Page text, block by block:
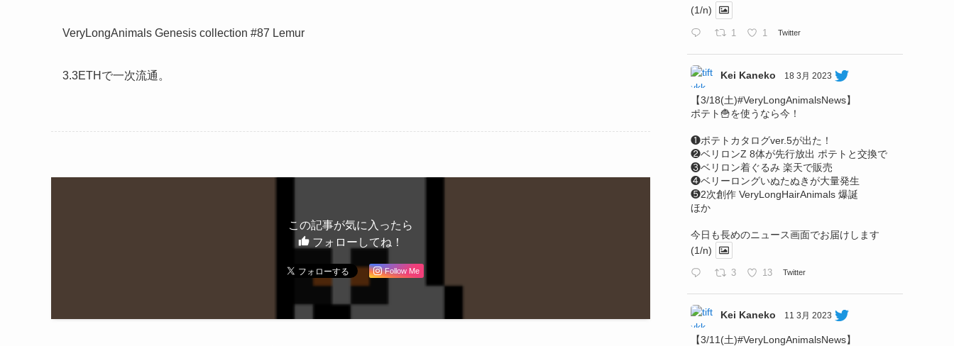
VeryLongAnimals Genesis collection #87 Lemur
3.3ETHで一次流通。
この記事が気に入ったら
フォローしてね！
Follow Me
(1/n)
1 1 Twitter
Kei Kaneko 18 3月 2023
【3/18(土)#VeryLongAnimalsNews】
ポテト🍟を使うなら今！
❶ポテトカタログver.5が出た！
❷ベリロンZ 8体が先行放出 ポテトと交換で
❸ベリロン着ぐるみ 楽天で販売
❹ベリーロングいぬたぬきが大量発生
❺2次創作 VeryLongHairAnimals 爆誕
ほか
今日も長めのニュース画面でお届けします
(1/n)
3 13 Twitter
Kei Kaneko 11 3月 2023
【3/11(土)#VeryLongAnimalsNews】